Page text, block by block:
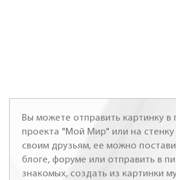
Вы можете отправить картинку в
проекта "Мой Мир" или на стенку
своим друзьям, ее можно
блоге, форуме или отправить в
знакомых, создать из картинки